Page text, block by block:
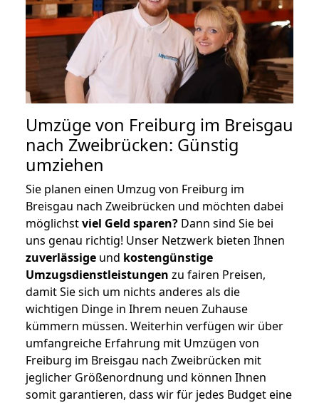
Umzüge von Freiburg im Breisgau
nach Zweibrücken: Günstig
umziehen
Sie planen einen Umzug von Freiburg im
Breisgau nach Zweibrücken und möchten dabei
möglichstviel Geld sparen? Dann sind Sie bei
uns genau richtig! Unser Netzwerk bieten Ihnen
zuverlässige und kostengünstige
Umzugsdienstleistungen zu fairen Preisen,
damit Sie sich um nichts anderes als die
wichtigen Dinge in Ihrem neuen Zuhause
kümmern müssen. Weiterhin verfügen wir über
umfangreiche Erfahrung mit Umzügen von
Freiburg im Breisgau nach Zweibrücken mit
jeglicher Größenordnung und können Ihnen
somit garantieren, dass wir für jedes Budget eine